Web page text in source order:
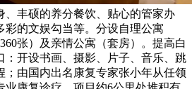
、丰硕的养分餐饮、贴心的管家办
彩的文娱勾当等。分设自理公寓
张）及亲情公寓（套房）。提高白
：开设书画、摄影、片子、音乐、跳
；由国内出名康复专家张小年从任领